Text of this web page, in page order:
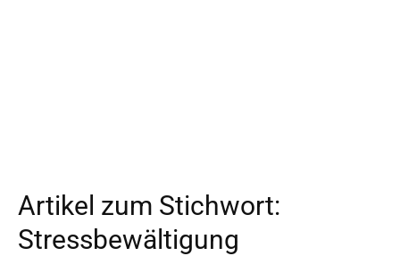
Artikel zum Stichwort:
Stressbewältigung